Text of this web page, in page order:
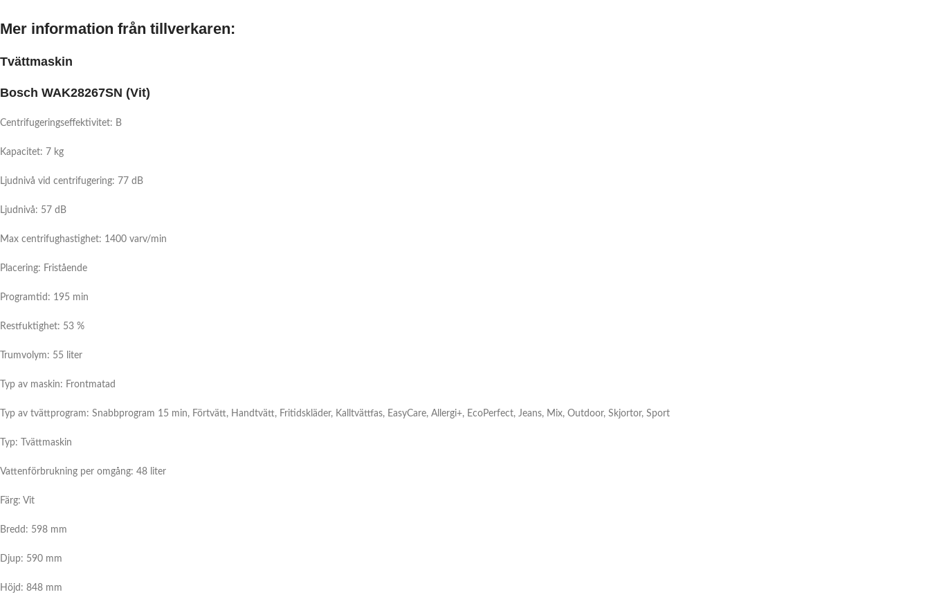
Mer information från tillverkaren:
Tvättmaskin
Bosch WAK28267SN (Vit)
Centrifugeringseffektivitet: B
Kapacitet: 7 kg
Ljudnivå vid centrifugering: 77 dB
Ljudnivå: 57 dB
Max centrifughastighet: 1400 varv/min
Placering: Fristående
Programtid: 195 min
Restfuktighet: 53 %
Trumvolym: 55 liter
Typ av maskin: Frontmatad
Typ av tvättprogram: Snabbprogram 15 min, Förtvätt, Handtvätt, Fritidskläder, Kalltvättfas, EasyCare, Allergi+, EcoPerfect, Jeans, Mix, Outdoor, Skjortor, Sport
Typ: Tvättmaskin
Vattenförbrukning per omgång: 48 liter
Färg: Vit
Bredd: 598 mm
Djup: 590 mm
Höjd: 848 mm